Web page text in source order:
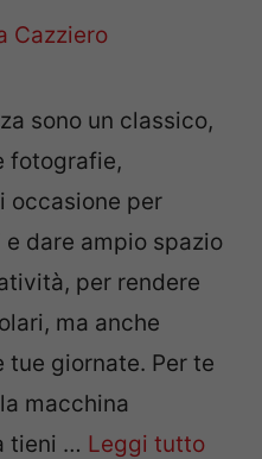
Cazziero
sono un classico,
fotografie,
occasione per
dare ampio spazio
per rendere
ma anche
giornate. Per te
macchina
tieni … Leggi tutto